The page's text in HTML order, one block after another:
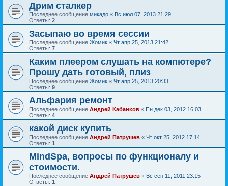
Дрим сталкер
Последнее сообщение микадо « Вс июл 07, 2013 21:29
Ответы: 2
Засыпаю во время сессии
Последнее сообщение Жомик « Чт апр 25, 2013 21:42
Ответы: 7
Каким плеером слушать на компютере?
Прошу дать готовый, плиз
Последнее сообщение Жомик « Чт апр 25, 2013 20:33
Ответы: 9
Альфария ремонт
Последнее сообщение Андрей Кабанков « Пн дек 03, 2012 16:03
Ответы: 4
какой диск купить
Последнее сообщение Андрей Патрушев « Чт окт 25, 2012 17:14
Ответы: 1
MindSpa, вопросы по функционалу и
стоимости.
Последнее сообщение Андрей Патрушев « Вс сен 11, 2011 23:15
Ответы: 1